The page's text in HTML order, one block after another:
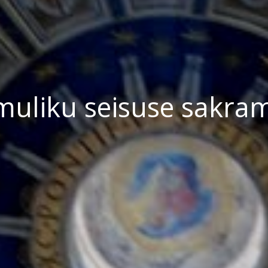
seisuse